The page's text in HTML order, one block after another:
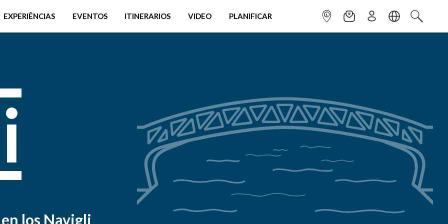
EXPERIÊNCIAS EVENTOS ITINERARIOS VIDEO PLANIFICAR INFOPOINTNEWSLETTER
SUSCRÌBETE
IDIOMABUSCAR
los Navigli